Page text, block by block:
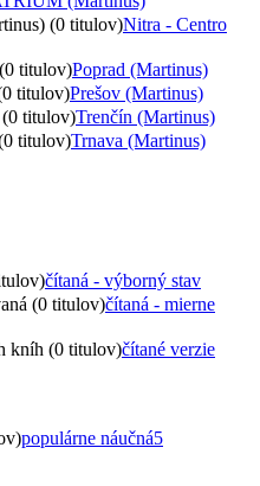
(0 titulov)Nitra - Centro
titulov)Poprad (Martinus)
titulov)Prešov (Martinus)
titulov)Trenčín (Martinus)
titulov)Trnava (Martinus)
čítaná - výborný stav
(0 titulov)čítaná - mierne
kníh (0 titulov)čítané verzie
populárne náučná5